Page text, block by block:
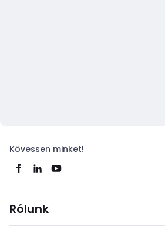
Kövessen minket!
Rólunk